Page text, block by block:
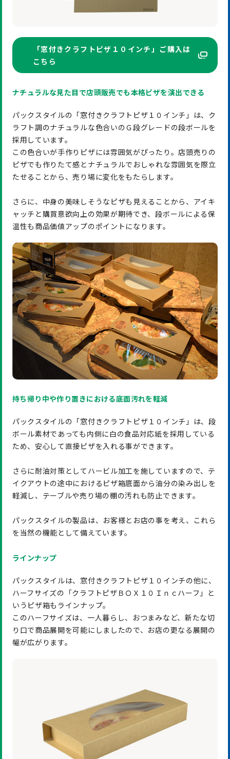
「窓付きクラフトピザ１０インチ」ご購入は
こちら
ナチュラルな見た目で店頭販売でも本格ピザを演出できる
パックスタイルの「窓付きクラフトピザ１０インチ」は、ク
ラフト調のナチュラルな色合いのＧ段グレードの段ボールを
採用しています。
この色合いが手作りピザには雰囲気がぴったり。店頭売りの
ピザでも作りたて感とナチュラルでおしゃれな雰囲気を際立
たせることから、売り場に変化をもたらします。
さらに、中身の美味しそうなピザも見えることから、アイキ
ャッチと購買意欲向上の効果が期待でき、段ボールによる保
温性も商品価値アップのポイントになります。
持ち帰り中や作り置きにおける底面汚れを軽減
パックスタイルの「窓付きクラフトピザ１０インチ」は、段
ボール素材であっても内側に白の食品対応紙を採用している
ため、安心して直接ピザを入れる事ができます。
さらに耐油対策としてハービル加工を施していますので、テ
イクアウトの途中におけるピザ箱底面から油分の染み出しを
軽減し、テーブルや売り場の棚の汚れも防止できます。
パックスタイルの製品は、お客様とお店の事を考え、これら
を当然の機能として備えています。
ラインナップ
パックスタイルは、窓付きクラフトピザ１０インチの他に、
ハーフサイズの「クラフトピザＢＯＸ１０Ｉｎｃハーフ」と
いうピザ箱もラインナップ。
このハーフサイズは、一人暮らし、おつまみなど、新たな切
り口で商品展開を可能にしましたので、お店の更なる展開の
幅が広がります。